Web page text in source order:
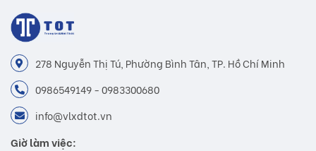
278 Nguyễn Thị Tú, Phường Bình Tân, TP. Hồ Chí Minh
0986549149 - 0983300680
info@vlxdtot.vn
Giờ làm việc: